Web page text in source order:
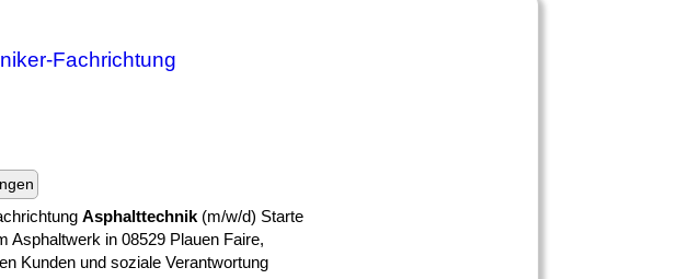
Fachrichtung
Asphalttechnik (m/w/d) Starte
Asphaltwerk in 08529 Plauen Faire,
Kunden und soziale Verantwortung